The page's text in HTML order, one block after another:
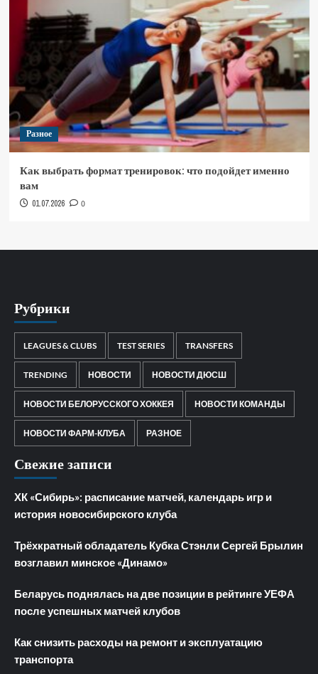
Разное
Как выбрать формат тренировок: что подойдет именно
вам
01.07.2026 0
Рубрики
LEAGUES & CLUBS TEST SERIES TRANSFERS
TRENDING НОВОСТИ НОВОСТИ ДЮСШ
НОВОСТИ БЕЛОРУССКОГО ХОККЕЯ НОВОСТИ КОМАНДЫ
НОВОСТИ ФАРМ-КЛУБА РАЗНОЕ
Свежие записи
ХК «Сибирь»: расписание матчей, календарь игр и
история новосибирского клуба
Трёхкратный обладатель Кубка Стэнли Сергей Брылин
возглавил минское «Динамо»
Беларусь поднялась на две позиции в рейтинге УЕФА
после успешных матчей клубов
Как снизить расходы на ремонт и эксплуатацию
транспорта